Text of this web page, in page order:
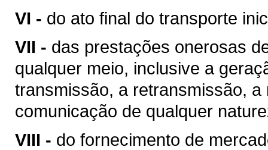
VI - do ato final do transporte
VII - das prestações onerosas
qualquer meio, inclusive a
transmissão, a retransmissão,
comunicação de qualquer
VIII - do fornecimento de